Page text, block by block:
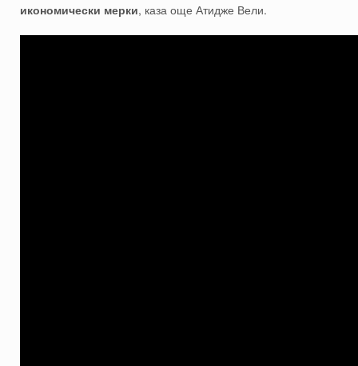
икономически мерки, каза още Атидже Вели.